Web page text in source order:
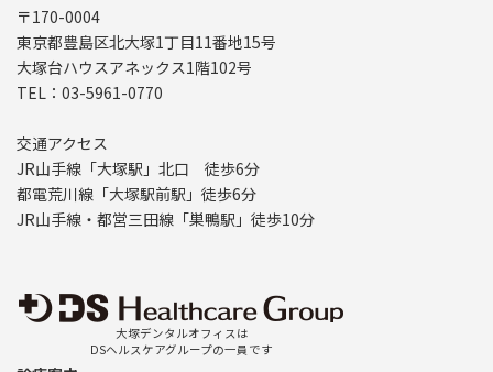
〒170-0004
東京都豊島区北大塚1丁目11番地15号
大塚台ハウスアネックス1階102号
TEL：03-5961-0770
交通アクセス
JR山手線「大塚駅」北口 徒歩6分
都電荒川線「大塚駅前駅」徒歩6分
JR山手線・都営三田線「巣鴨駅」徒歩10分
大塚デンタルオフィスは
DSヘルスケアグループの一員です